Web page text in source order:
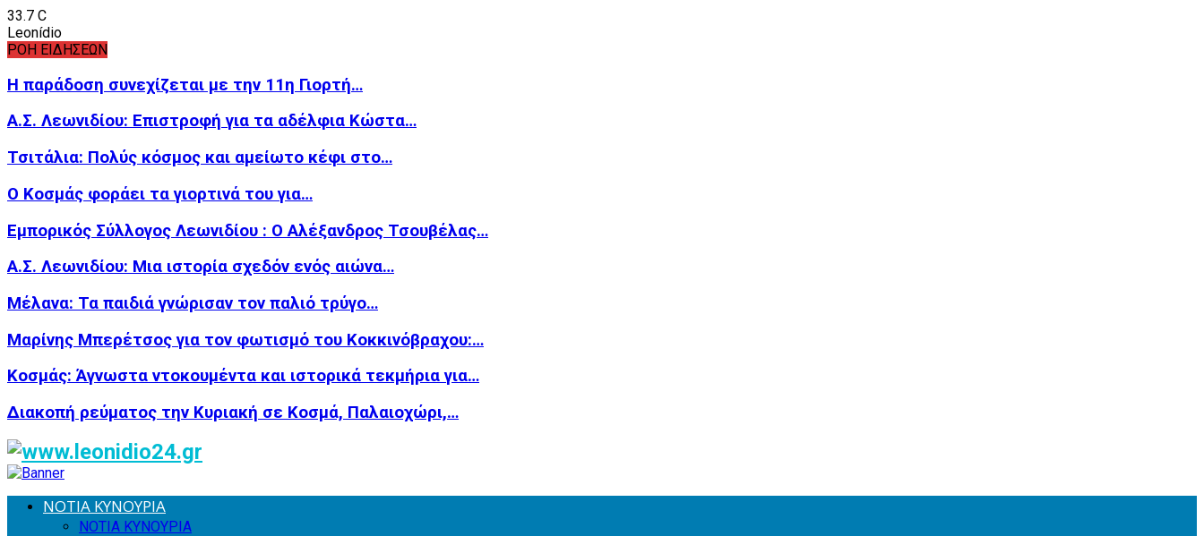
33.7 C
Leonídio
ΡΟΗ ΕΙΔΗΣΕΩΝ
Η παράδοση συνεχίζεται με την 11η Γιορτή…
Α.Σ. Λεωνιδίου: Επιστροφή για τα αδέλφια Κώστα…
Τσιτάλια: Πολύς κόσμος και αμείωτο κέφι στο…
Ο Κοσμάς φοράει τα γιορτινά του για…
Εμπορικός Σύλλογος Λεωνιδίου : Ο Αλέξανδρος Τσουβέλας…
Α.Σ. Λεωνιδίου: Μια ιστορία σχεδόν ενός αιώνα…
Μέλανα: Τα παιδιά γνώρισαν τον παλιό τρύγο…
Μαρίνης Μπερέτσος για τον φωτισμό του Κοκκινόβραχου:…
Κοσμάς: Άγνωστα ντοκουμέντα και ιστορικά τεκμήρια για…
Διακοπή ρεύματος την Κυριακή σε Κοσμά, Παλαιοχώρι,…
ΝΟΤΙΑ ΚΥΝΟΥΡΙΑ
ΝΟΤΙΑ ΚΥΝΟΥΡΙΑ